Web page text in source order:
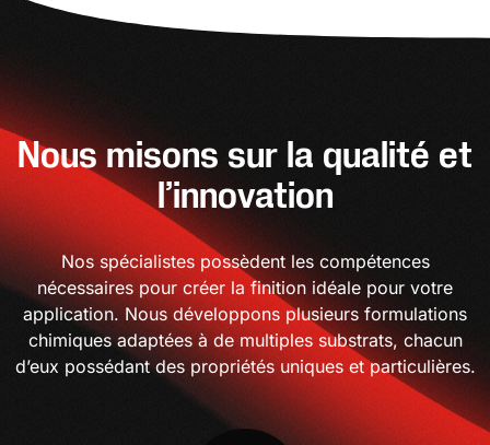
Nous misons sur la qualité et
l’innovation
Nos spécialistes possèdent les compétences
nécessaires pour créer la finition idéale pour votre
application. Nous développons plusieurs formulations
chimiques adaptées à de multiples substrats, chacun
d’eux possédant des propriétés uniques et particulières.